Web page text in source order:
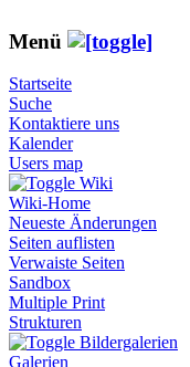
Menü
Startseite
Suche
Kontaktiere uns
Kalender
Users map
Wiki
Wiki-Home
Neueste Änderungen
Seiten auflisten
Verwaiste Seiten
Sandbox
Multiple Print
Strukturen
Bildergalerien
Galerien